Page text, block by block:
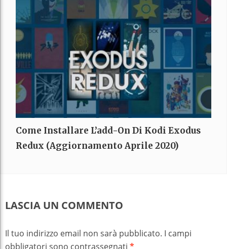
Come Installare L’add-On Di Kodi Exodus
Redux (aggiornamento Aprile 2020)
LASCIA UN COMMENTO
Il tuo indirizzo email non sarà pubblicato. I campi
obbligatori sono contrassegnati *